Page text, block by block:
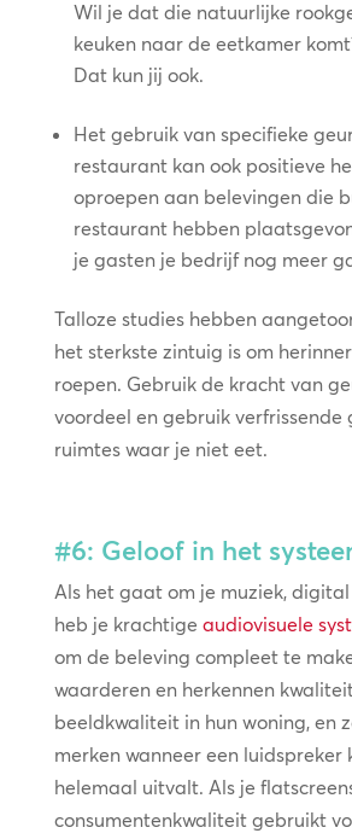
Wil je dat die natuurlijke
keuken naar de eetkamer
Dat kun jij ook.
Het gebruik van specifieke
restaurant kan ook positieve
oproepen aan belevingen die
restaurant hebben
je gasten je bedrijf nog meer
Talloze studies hebben
het sterkste zintuig is om
roepen. Gebruik de kracht van
voordeel en gebruik verfrissende
ruimtes waar je niet eet.
#6: Geloof in het
Als het gaat om je muziek,
heb je krachtige audiovisuele
om de beleving compleet te
waarderen en herkennen
beeldkwaliteit in hun woning, en
merken wanneer een luidspreker
helemaal uitvalt. Als je
consumentenkwaliteit gebruikt